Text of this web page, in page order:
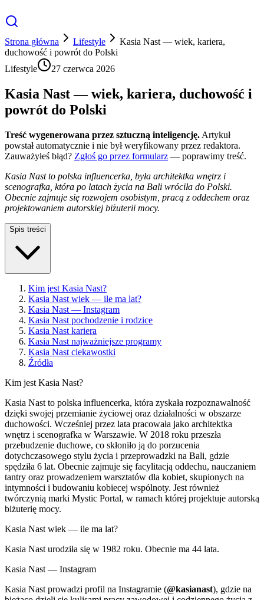
Strona główna Lifestyle
Kasia Nast — wiek, kariera,
duchowość i powrót do Polski
Lifestyle
27 czerwca 2026
Kasia Nast — wiek, kariera, duchowość i
powrót do Polski
Treść wygenerowana przez sztuczną inteligencję. Artykuł
powstał automatycznie i nie był weryfikowany przez redaktora.
Zauważyłeś błąd? Zgłoś go przez formularz — poprawimy treść.
Kasia Nast to polska influencerka, była architektka wnętrz i
scenografka, która po latach życia na Bali wróciła do Polski.
Obecnie zajmuje się rozwojem osobistym, pracą z oddechem oraz
projektowaniem autorskiej biżuterii mocy.
Spis treści
Kim jest Kasia Nast?
Kasia Nast wiek — ile ma lat?
Kasia Nast — Instagram
Kasia Nast pochodzenie i rodzice
Kasia Nast kariera
Kasia Nast najważniejsze programy
Kasia Nast ciekawostki
Źródła
Kim jest Kasia Nast?
Kasia Nast to polska influencerka, która zyskała rozpoznawalność
dzięki swojej przemianie życiowej oraz działalności w obszarze
duchowości. Wcześniej przez lata pracowała jako architektka
wnętrz i scenografka w Warszawie. W 2018 roku przeszła
przebudzenie duchowe, co skłoniło ją do porzucenia
dotychczasowego stylu życia i przeprowadzki na Bali, gdzie
spędziła 6 lat. Obecnie zajmuje się facylitacją oddechu, nauczaniem
tantry oraz prowadzeniem warsztatów dla kobiet, skupionych na
intymności i budowaniu kobiecej wspólnoty. Jest również
twórczynią marki Mystic Portal, w ramach której projektuje autorską
biżuterię mocy.
Kasia Nast wiek — ile ma lat?
Kasia Nast urodziła się w 1982 roku. Obecnie ma 44 lata.
Kasia Nast — Instagram
Kasia Nast prowadzi profil na Instagramie (@kasianast), gdzie na